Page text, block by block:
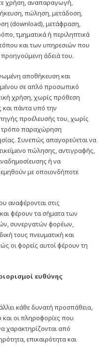
χρήση, αναπαραγωγή,
πώληση, μετάδοση,
(download), μετάφραση,
τμηματικά ή περιληπτικά
και των υπηρεσιών που
άδειά του.
αποθήκευση και
σε απλό προσωπικό
χρήση, χωρίς πρόθεση
και πάντα υπό την
προέλευσής του, χωρίς
τρόπο παραχώρηση
Συνεπώς απαγορεύεται να
πώλησης, αντιγραφής,
ή να
με οποιονδήποτε
αναφέρονται στις
φέρουν τα σήματα των
συνεργατών φορέων,
τους πνευματική και
οι φορείς αυτοί φέρουν τη
ευθύνης
κάθε δυνατή προσπάθεια,
οι πληροφορίες που
χαρακτηρίζονται από
επικαιρότητα και